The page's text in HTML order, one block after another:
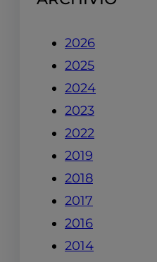
2026
2025
2024
2023
2022
2019
2018
2017
2016
2014